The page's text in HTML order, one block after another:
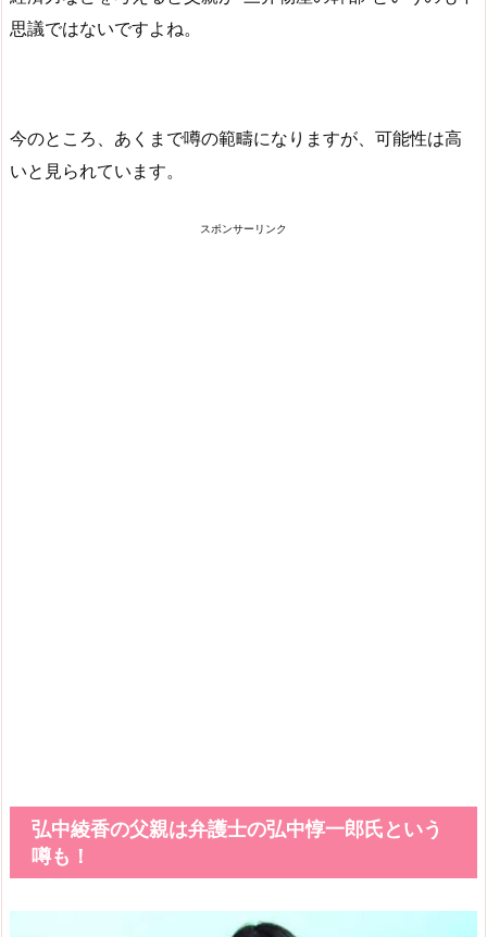
思議ではないですよね。
今のところ、あくまで噂の範疇になりますが、可能性は高
いと見られています。
スポンサーリンク
弘中綾香の父親は弁護士の弘中惇一郎氏という
噂も！